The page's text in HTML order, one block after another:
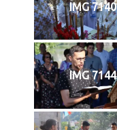
IMG 7140
IMG 7144